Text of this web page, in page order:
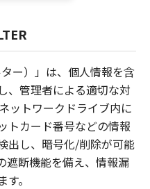
ター）」は、個人情報を含
、管理者による適切な対
ットワークドライブ内に
トカード番号などの情報
出し、暗号化/削除が可能
遮断機能を備え、情報漏
。